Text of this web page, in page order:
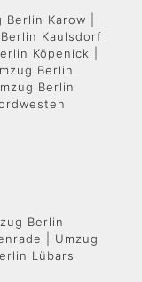
Karow |
Kaulsdorf
Köpenick |
Berlin
Berlin
Berlin
| Umzug
Lübars